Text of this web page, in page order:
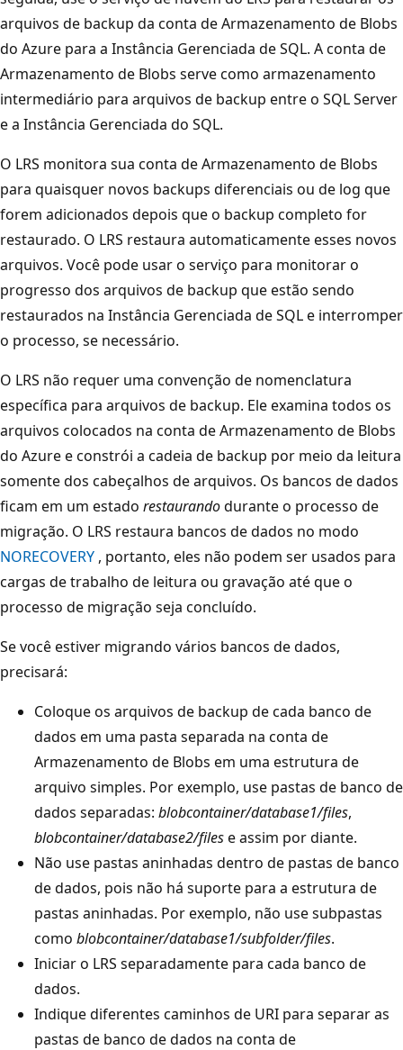
arquivos de backup da conta de Armazenamento de Blobs
do Azure para a Instância Gerenciada de SQL. A conta de
Armazenamento de Blobs serve como armazenamento
intermediário para arquivos de backup entre o SQL Server
e a Instância Gerenciada do SQL.
O LRS monitora sua conta de Armazenamento de Blobs
para quaisquer novos backups diferenciais ou de log que
forem adicionados depois que o backup completo for
restaurado. O LRS restaura automaticamente esses novos
arquivos. Você pode usar o serviço para monitorar o
progresso dos arquivos de backup que estão sendo
restaurados na Instância Gerenciada de SQL e interromper
o processo, se necessário.
O LRS não requer uma convenção de nomenclatura
específica para arquivos de backup. Ele examina todos os
arquivos colocados na conta de Armazenamento de Blobs
do Azure e constrói a cadeia de backup por meio da leitura
somente dos cabeçalhos de arquivos. Os bancos de dados
ficam em um estado restaurandodurante o processo de
migração. O LRS restaura bancos de dados no modo
NORECOVERY , portanto, eles não podem ser usados para
cargas de trabalho de leitura ou gravação até que o
processo de migração seja concluído.
Se você estiver migrando vários bancos de dados,
precisará:
Coloque os arquivos de backup de cada banco de
dados em uma pasta separada na conta de
Armazenamento de Blobs em uma estrutura de
arquivo simples. Por exemplo, use pastas de banco de
dados separadas: blobcontainer/database1/files,
blobcontainer/database2/filese assim por diante.
Não use pastas aninhadas dentro de pastas de banco
de dados, pois não há suporte para a estrutura de
pastas aninhadas. Por exemplo, não use subpastas
como blobcontainer/database1/subfolder/files.
Iniciar o LRS separadamente para cada banco de
dados.
Indique diferentes caminhos de URI para separar as
pastas de banco de dados na conta de